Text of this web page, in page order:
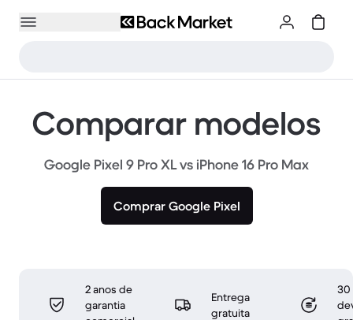
Comparar modelos
Google Pixel 9 Pro XL vs iPhone 16 Pro Max
Comprar Google Pixel
2 anos de
garantia
Entrega
gratuita
30